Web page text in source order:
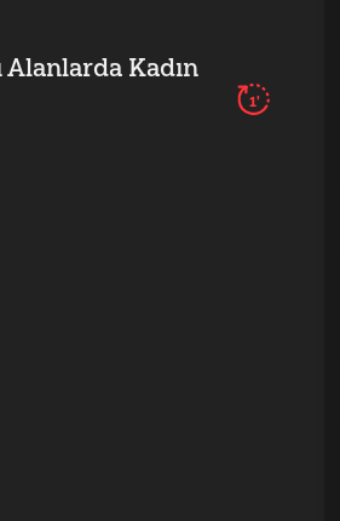
Alanlarda Kadın
1'